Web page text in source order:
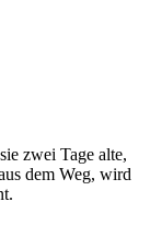
zwei Tage alte,
dem Weg, wird